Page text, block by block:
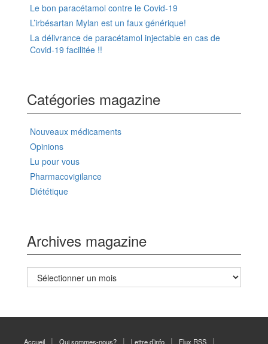
Le bon paracétamol contre le Covid-19
L’irbésartan Mylan est un faux générique!
La délivrance de paracétamol injectable en cas de
Covid-19 facilitée !!
Catégories magazine
Nouveaux médicaments
Opinions
Lu pour vous
Pharmacovigilance
Diététique
Archives magazine
Archives
magazine
Accueil Qui sommes-nous? Lettre d’info Flux RSS